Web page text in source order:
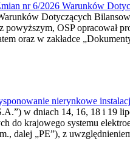
nr 6/2026 Warunków
Dotyczących
OSP opracował
oraz w zakładce
nierynkowe
w dniach 14, 16, 18 i 19
do krajowego systemu
dalej „PE”), z